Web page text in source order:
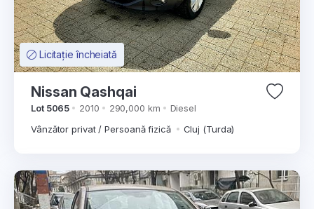
Licitație încheiată
Nissan Qashqai
Lot 5065 2010 290,000 km
Diesel
Vânzător privat / Persoană fizică
Cluj (Turda)